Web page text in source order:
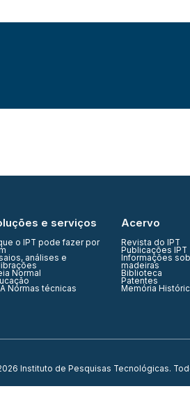
e serviços
o IPT pode fazer por
análises e
Normal
Normas técnicas
Acervo
Revista do IPT
Publicações IPT
Informações
madeiras
Biblioteca
Patentes
Memória
Instituto de Pesquisas Tecnológicas.